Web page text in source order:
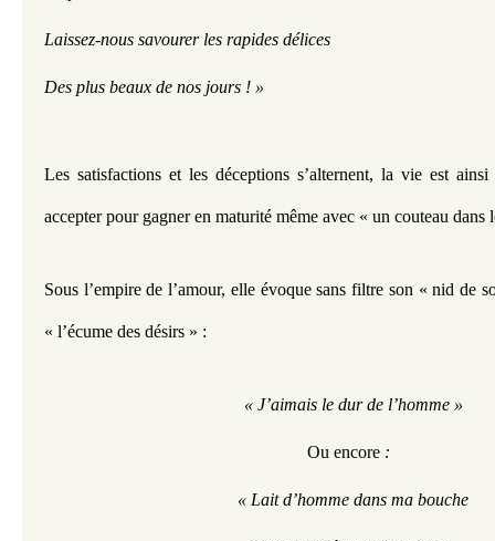
Laissez-nous savourer les rapides délices
Des plus beaux de nos jours ! »
Les satisfactions et les déceptions s’alternent, la vie est
accepter pour gagner en maturité même avec « un couteau dans
Sous l’empire de l’amour, elle évoque sans filtre son « nid de
« l’écume des désirs » :
« J’aimais le dur de l’homme »
Ou encore :
« Lait d’homme dans ma bouche